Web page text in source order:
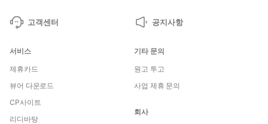
고객센터 공지사항
서비스
제휴카드
뷰어 다운로드
CP사이트
리디바탕
기타 문의
원고 투고
사업 제휴 문의
회사